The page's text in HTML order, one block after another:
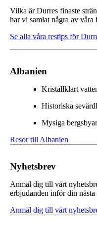
Vilka är Durres finaste
har vi samlat några av
Se alla våra restips för
Albanien
Kristallklart
Historiska
Mysiga
Resor till Albanien
Nyhetsbrev
Anmäl dig till vårt
erbjudanden inför din nästa
Anmäl dig till vårt